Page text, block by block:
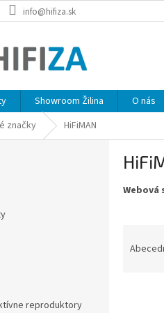
info@hifiza.sk
Showroom Žilina O nás
značky HiFiMAN
reproduktory
Webová